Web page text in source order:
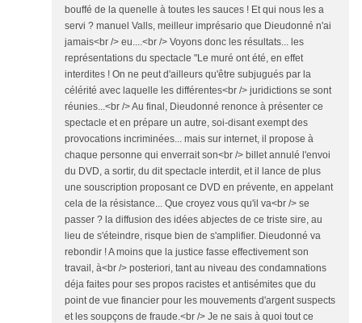
bouffé de la quenelle à toutes les sauces ! Et qui nous les a
servi ? manuel Valls, meilleur imprésario que Dieudonné n'ai
jamais<br /> eu....<br /> Voyons donc les résultats... les
représentations du spectacle "Le muré ont été, en effet
interdites ! On ne peut d'ailleurs qu'être subjugués par la
célérité avec laquelle les différentes<br /> juridictions se sont
réunies...<br /> Au final, Dieudonné renonce à présenter ce
spectacle et en prépare un autre, soi-disant exempt des
provocations incriminées... mais sur internet, il propose à
chaque personne qui enverrait son<br /> billet annulé l'envoi
du DVD, a sortir, du dit spectacle interdit, et il lance de plus
une souscription proposant ce DVD en prévente, en appelant
cela de la résistance... Que croyez vous qu'il va<br /> se
passer ? la diffusion des idées abjectes de ce triste sire, au
lieu de s'éteindre, risque bien de s'amplifier. Dieudonné va
rebondir ! A moins que la justice fasse effectivement son
travail, à<br /> posteriori, tant au niveau des condamnations
déja faites pour ses propos racistes et antisémites que du
point de vue financier pour les mouvements d'argent suspects
et les soupçons de fraude.<br /> Je ne sais à quoi tout ce